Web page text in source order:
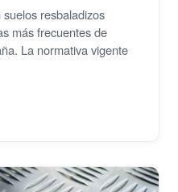
resbaladizos
más frecuentes de
La normativa vigente